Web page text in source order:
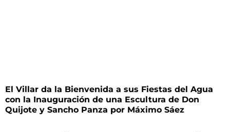
El Villar da la Bienvenida a sus Fiestas del Agua
con la Inauguración de una Escultura de Don
Quijote y Sancho Panza por Máximo Sáez